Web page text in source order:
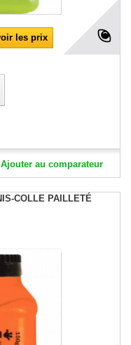
les prix
Ajouter au comparateur
COLLE PAILLETÉ